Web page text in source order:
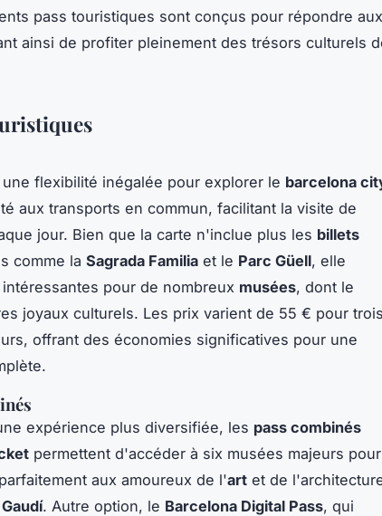
pass touristiques sont conçus pour répondre aux
ainsi de profiter pleinement des trésors culturels
flexibilité inégalée pour explorer le barcelona
aux transports en commun, facilitant la visite de
jour. Bien que la carte n'inclue plus les billets
comme la Sagrada Familia et le Parc Güell, elle
pour de nombreux musées, dont le
joyaux culturels. Les prix varient de 55 € pour trois
offrant des économies significatives pour une
expérience plus diversifiée, les pass combinés
permettent d'accéder à six musées majeurs pour
aux amoureux de l'art et de
Gaudí. Autre option, le Barcelona Digital Pass, qui